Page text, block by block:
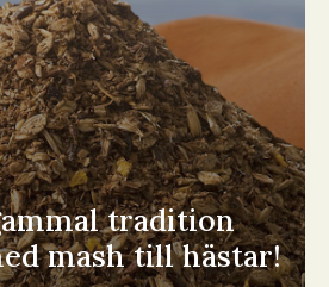
tradition
mash till hästar!